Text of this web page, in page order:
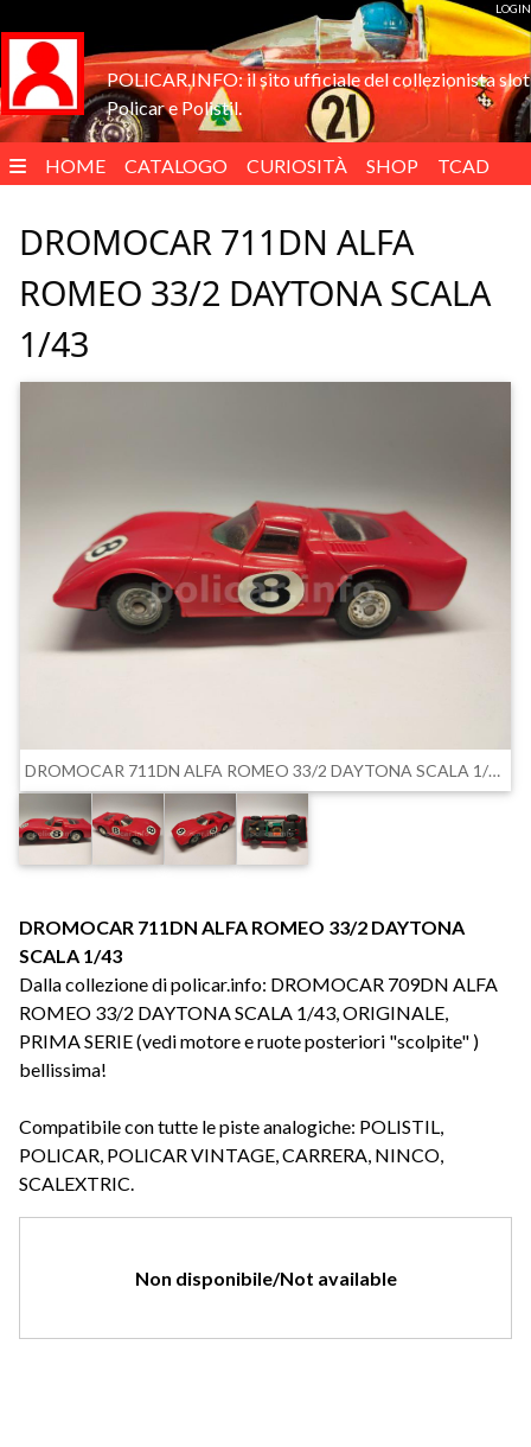
LOGIN
POLICAR.INFO: il sito ufficiale del collezionista slot
Policar e Polistil.
HOME CATALOGO CURIOSITÀ SHOP TCAD
DROMOCAR 711DN ALFA
ROMEO 33/2 DAYTONA SCALA
1/43
DROMOCAR 711DN ALFA ROMEO 33/2 DAYTONA SCALA 1/43
DROMOCAR 711DN ALFA ROMEO 33/2 DAYTONA
SCALA 1/43
Dalla collezione di policar.info: DROMOCAR 709DN ALFA
ROMEO 33/2 DAYTONA SCALA 1/43, ORIGINALE,
PRIMA SERIE (vedi motore e ruote posteriori "scolpite" )
bellissima!
Compatibile con tutte le piste analogiche: POLISTIL,
POLICAR, POLICAR VINTAGE, CARRERA, NINCO,
SCALEXTRIC.
Non disponibile/Not available